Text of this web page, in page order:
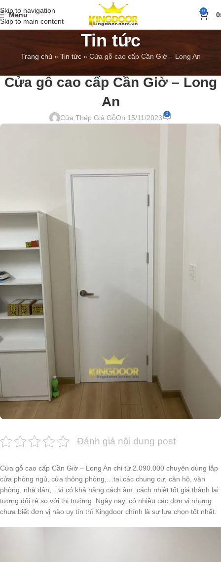
Skip to navigation
Skip to main content
Menu 0 0
Tin tức
Trang chủ » Tin tức» Cửa gỗ cao cấp Cần Giờ – Long An
BÁO GIÁ,
Cửa gỗ cao cấp Cần Giờ – Long
An
Cửa Thép Giả GỗOn 15/11/2023 0
Đánh giá nội dung post
Cửa gỗ cao cấp Cần Giờ – Long An chỉ từ 2.090.000 chuyên dùng lắp
cửa phòng ngủ, cửa thông phòng,…tại các chung cư, căn hộ, văn
phòng, nhà dân,…vì có khả năng cách âm, cách nhiệt tốt giá thành lại
tương đối rẻ so với thị trường. Ngày nay, có nhiều các đơn vị nhưng
chưa biết đơn vị nào uy tín thì Kingdoor chính là sự lựa chọn tốt nhất.